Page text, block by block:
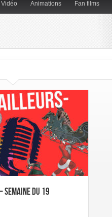
Animations Fan films
du 19